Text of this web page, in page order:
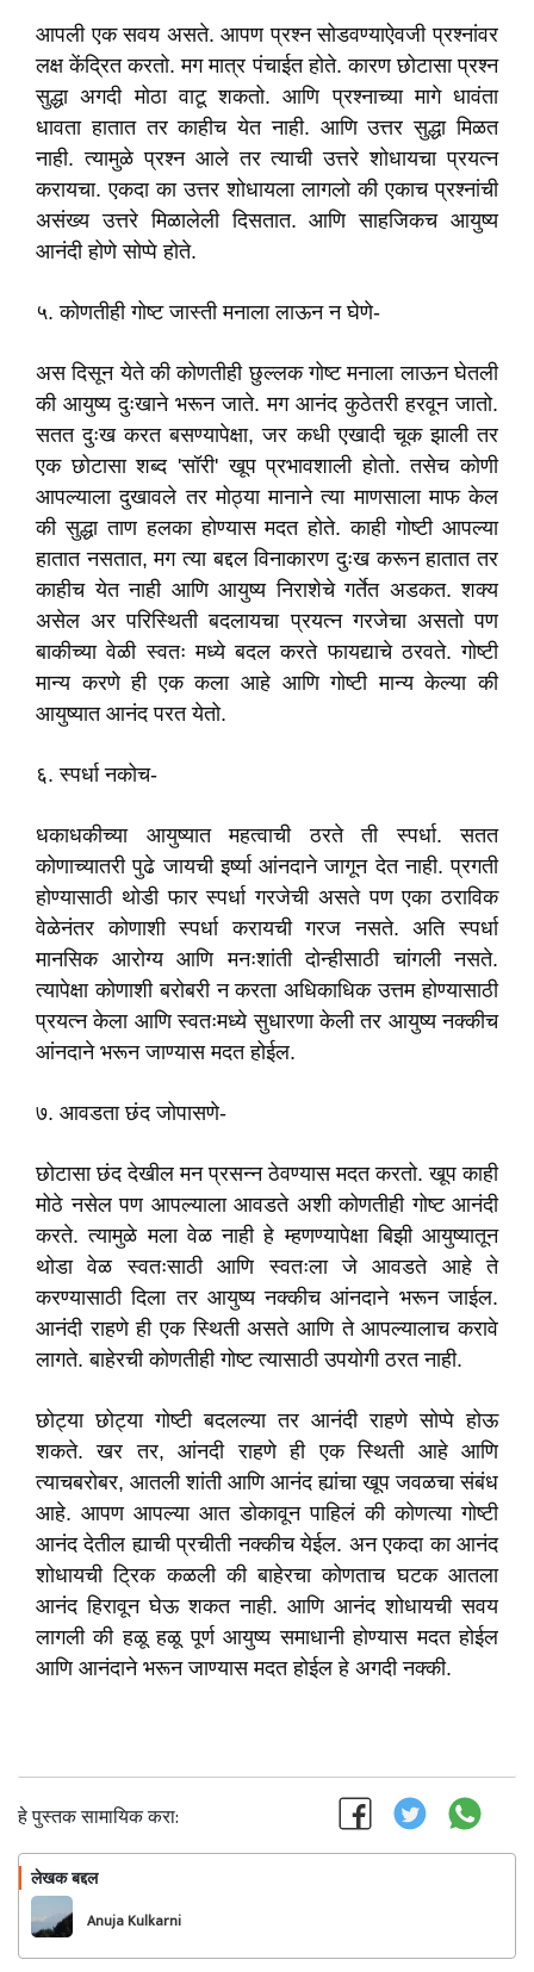
आपली एक सवय असते. आपण प्रश्न सोडवण्याऐवजी प्रश्नांवर
लक्ष केंद्रित करतो. मग मात्र पंचाईत होते. कारण छोटासा प्रश्न
सुद्धा अगदी मोठा वाटू शकतो. आणि प्रश्नाच्या मागे धावंता
धावता हातात तर काहीच येत नाही. आणि उत्तर सुद्धा मिळत
नाही. त्यामुळे प्रश्न आले तर त्याची उत्तरे शोधायचा प्रयत्न
करायचा. एकदा का उत्तर शोधायला लागलो की एकाच प्रश्नांची
असंख्य उत्तरे मिळालेली दिसतात. आणि साहजिकच आयुष्य
आनंदी होणे सोप्पे होते.
५. कोणतीही गोष्ट जास्ती मनाला लाऊन न घेणे-
अस दिसून येते की कोणतीही छुल्लक गोष्ट मनाला लाऊन घेतली
की आयुष्य दुःखाने भरून जाते. मग आनंद कुठेतरी हरवून जातो.
सतत दुःख करत बसण्यापेक्षा, जर कधी एखादी चूक झाली तर
एक छोटासा शब्द 'सॉरी' खूप प्रभावशाली होतो. तसेच कोणी
आपल्याला दुखावले तर मोठ्या मानाने त्या माणसाला माफ केल
की सुद्धा ताण हलका होण्यास मदत होते. काही गोष्टी आपल्या
हातात नसतात, मग त्या बद्दल विनाकारण दुःख करून हातात तर
काहीच येत नाही आणि आयुष्य निराशेचे गर्तेत अडकत. शक्य
असेल अर परिस्थिती बदलायचा प्रयत्न गरजेचा असतो पण
बाकीच्या वेळी स्वतः मध्ये बदल करते फायद्याचे ठरवते. गोष्टी
मान्य करणे ही एक कला आहे आणि गोष्टी मान्य केल्या की
आयुष्यात आनंद परत येतो.
६. स्पर्धा नकोच-
धकाधकीच्या आयुष्यात महत्वाची ठरते ती स्पर्धा. सतत
कोणाच्यातरी पुढे जायची इर्ष्या आंनदाने जागून देत नाही. प्रगती
होण्यासाठी थोडी फार स्पर्धा गरजेची असते पण एका ठराविक
वेळेनंतर कोणाशी स्पर्धा करायची गरज नसते. अति स्पर्धा
मानसिक आरोग्य आणि मनःशांती दोन्हीसाठी चांगली नसते.
त्यापेक्षा कोणाशी बरोबरी न करता अधिकाधिक उत्तम होण्यासाठी
प्रयत्न केला आणि स्वतःमध्ये सुधारणा केली तर आयुष्य नक्कीच
आंनदाने भरून जाण्यास मदत होईल.
७. आवडता छंद जोपासणे-
छोटासा छंद देखील मन प्रसन्न ठेवण्यास मदत करतो. खूप काही
मोठे नसेल पण आपल्याला आवडते अशी कोणतीही गोष्ट आनंदी
करते. त्यामुळे मला वेळ नाही हे म्हणण्यापेक्षा बिझी आयुष्यातून
थोडा वेळ स्वतःसाठी आणि स्वतःला जे आवडते आहे ते
करण्यासाठी दिला तर आयुष्य नक्कीच आंनदाने भरून जाईल.
आनंदी राहणे ही एक स्थिती असते आणि ते आपल्यालाच करावे
लागते. बाहेरची कोणतीही गोष्ट त्यासाठी उपयोगी ठरत नाही.
छोट्या छोट्या गोष्टी बदलल्या तर आनंदी राहणे सोप्पे होऊ
शकते. खर तर, आंनदी राहणे ही एक स्थिती आहे आणि
त्याचबरोबर, आतली शांती आणि आनंद ह्यांचा खूप जवळचा संबंध
आहे. आपण आपल्या आत डोकावून पाहिलं की कोणत्या गोष्टी
आनंद देतील ह्याची प्रचीती नक्कीच येईल. अन एकदा का आनंद
शोधायची ट्रिक कळली की बाहेरचा कोणताच घटक आतला
आनंद हिरावून घेऊ शकत नाही. आणि आनंद शोधायची सवय
लागली की हळू हळू पूर्ण आयुष्य समाधानी होण्यास मदत होईल
आणि आनंदाने भरून जाण्यास मदत होईल हे अगदी नक्की.
हे पुस्तक सामायिक करा:
लेखक बद्दल
Anuja Kulkarni